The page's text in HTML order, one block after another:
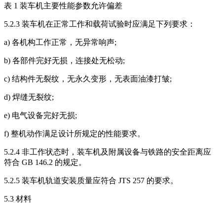
表 1 装车机主要性能参数允许偏差
5.2.3 装车机在正常工作和载荷试验时应满足下列要求：
a) 各机构工作正常，无异常响声;
b) 各部件完好无损，连接处无松动;
c) 结构件无裂纹，无永久变形，无表面油漆打皱;
d) 焊缝无裂纹;
e) 电气设备完好无损;
f) 整机动作满足设计所规定的性能要求。
5.2.4 非工作状态时，装车机及附属设备与铁路的安全距离应
符合 GB 146.2 的规定。
5.2.5 装车机轨道安装质量应符合 JTS 257 的要求。
5.3 材料